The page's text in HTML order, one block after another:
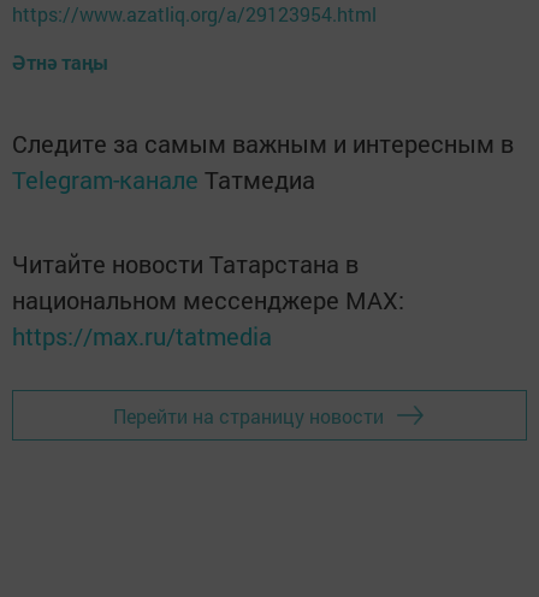
https://www.azatliq.org/a/29123954.html
Әтнә таңы
Следите за самым важным и интересным в
Telegram-канале Татмедиа
Читайте новости Татарстана в
национальном мессенджере MАХ:
https://max.ru/tatmedia
Перейти на страницу новости